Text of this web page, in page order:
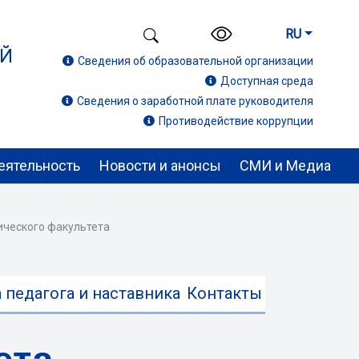
RU
Сведения об образовательной организации
Доступная среда
Сведения о заработной плате руководителя
Противодействие коррупции
Новости и анонсы СМИ и Медиа
факультета
и наставника Контакты